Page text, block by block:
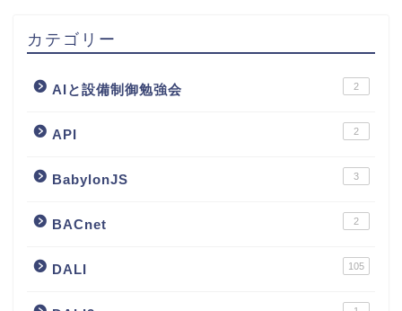
カテゴリー
AIと設備制御勉強会 2
API 2
BabylonJS 3
BACnet 2
DALI 105